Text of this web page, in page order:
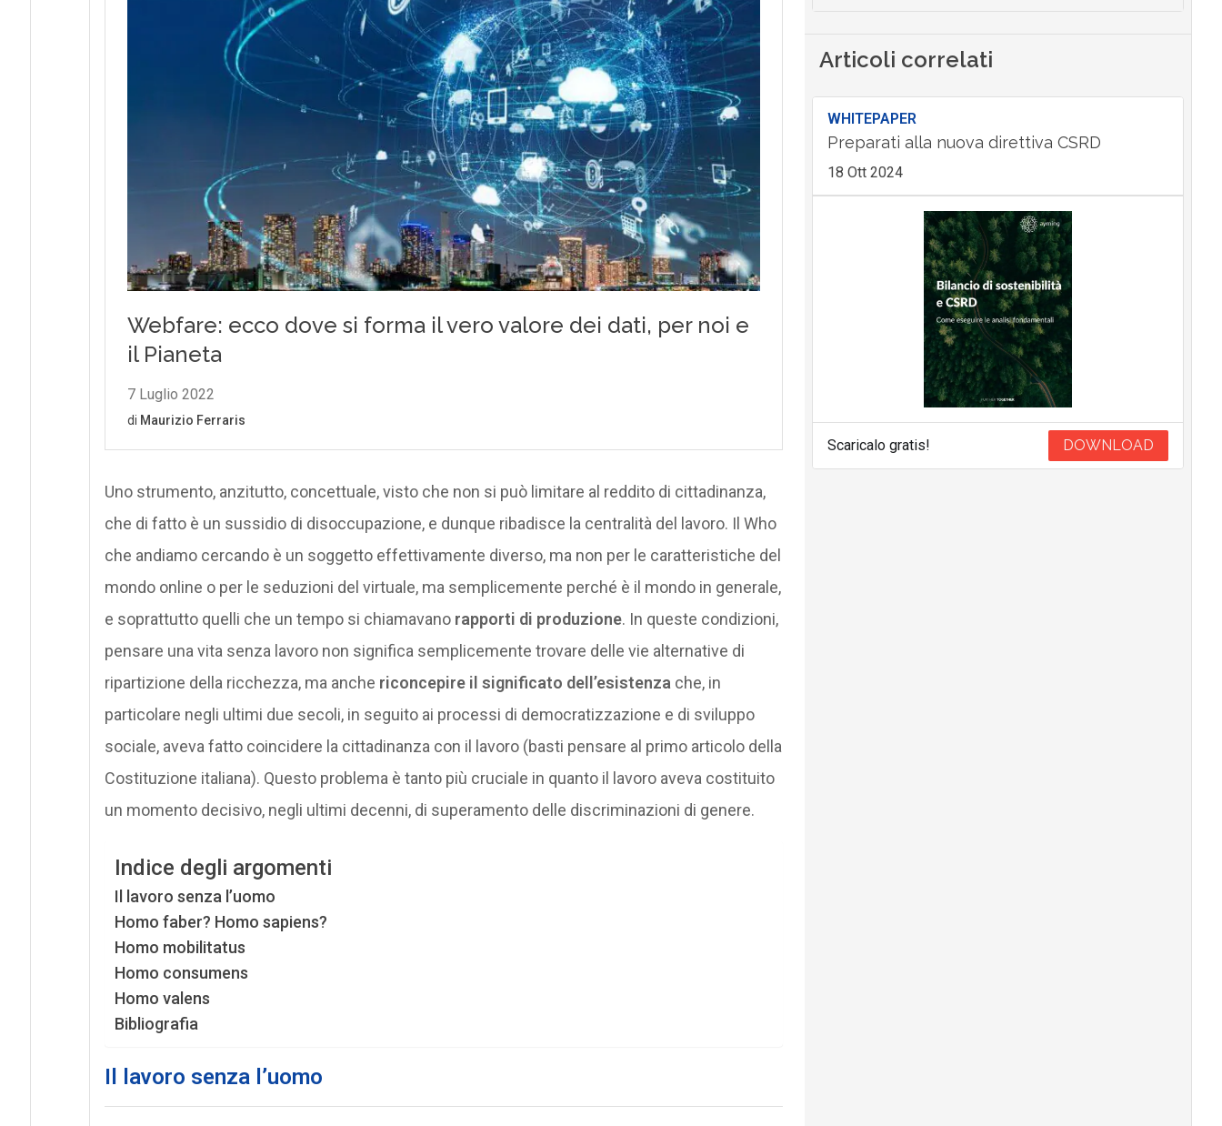
Uno strumento, anzitutto, concettuale, visto che non si può limitare al reddito di cittadinanza,
che di fatto è un sussidio di disoccupazione, e dunque ribadisce la centralità del lavoro. Il Who
che andiamo cercando è un soggetto effettivamente diverso, ma non per le caratteristiche del
mondo online o per le seduzioni del virtuale, ma semplicemente perché è il mondo in generale,
e soprattutto quelli che un tempo si chiamavano rapporti di produzione. In queste condizioni,
pensare una vita senza lavoro non significa semplicemente trovare delle vie alternative di
ripartizione della ricchezza, ma anche riconcepire il significato dell’esistenza che, in
particolare negli ultimi due secoli, in seguito ai processi di democratizzazione e di sviluppo
sociale, aveva fatto coincidere la cittadinanza con il lavoro (basti pensare al primo articolo della
Costituzione italiana). Questo problema è tanto più cruciale in quanto il lavoro aveva costituito
un momento decisivo, negli ultimi decenni, di superamento delle discriminazioni di genere.
Indice degli argomenti
Il lavoro senza l’uomo
Homo faber? Homo sapiens?
Homo mobilitatus
Homo consumens
Homo valens
Bibliografia
Il lavoro senza l’uomo
Articoli correlati
WHITEPAPER
Preparati alla nuova direttiva CSRD
18 Ott 2024
Scaricalo gratis! DOWNLOAD